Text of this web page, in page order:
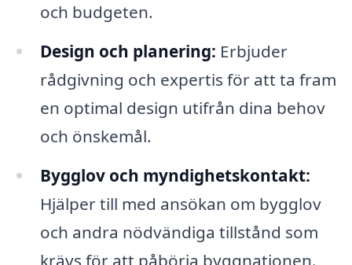
och budgeten.
Design och planering: Erbjuder
rådgivning och expertis för att ta fram
en optimal design utifrån dina behov
och önskemål.
Bygglov och myndighetskontakt:
Hjälper till med ansökan om bygglov
och andra nödvändiga tillstånd som
krävs för att påbörja byggnationen.